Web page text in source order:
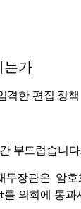
는가
격한 편집 정책
부드럽습니
무장관은 암
의회에 통